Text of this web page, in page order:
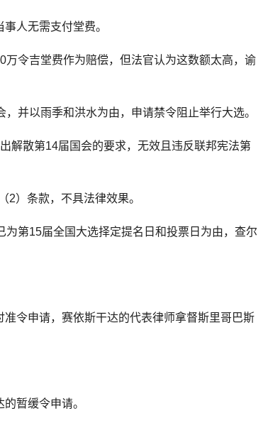
人无需支付堂费。
令吉堂费作为赔偿，但法官认为这数额太高，谕
并以雨季和洪水为由，申请禁令阻止举行大选。
解散第14届国会的要求，无效且违反联邦宪法第
）条款，不具法律效果。
第15届全国大选择定提名日和投票日为由，查尔
令申请，赛依斯干达的代表律师拿督斯里哥巴斯
暂缓令申请。